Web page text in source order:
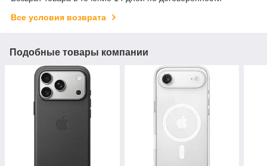
Все условия возврата
Подобные товары компании